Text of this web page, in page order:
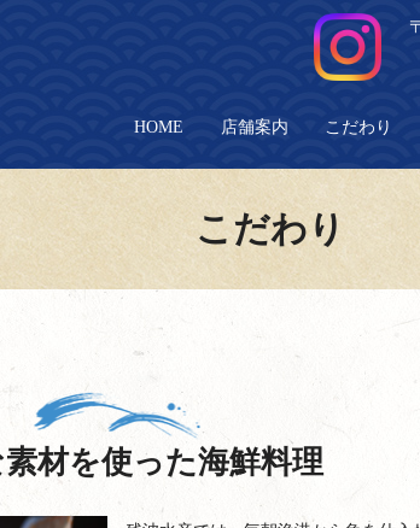
HOME 店舗案内 こだわり
こだわり
材を使った海鮮料理